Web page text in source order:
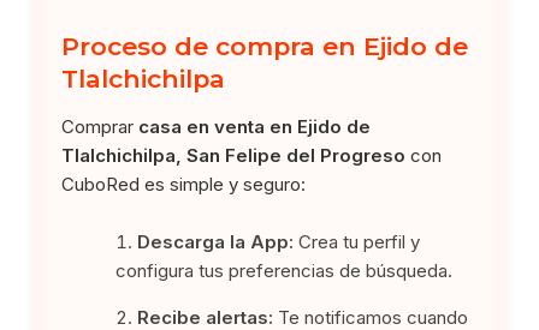
Proceso de compra en Ejido de
Tlalchichilpa
Comprar casa en venta en Ejido de
Tlalchichilpa, San Felipe del Progreso con
CuboRed es simple y seguro:
Descarga la App: Crea tu perfil y
configura tus preferencias de búsqueda.
Recibe alertas: Te notificamos cuando